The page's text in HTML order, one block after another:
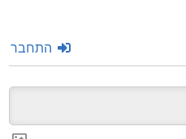
התחבר